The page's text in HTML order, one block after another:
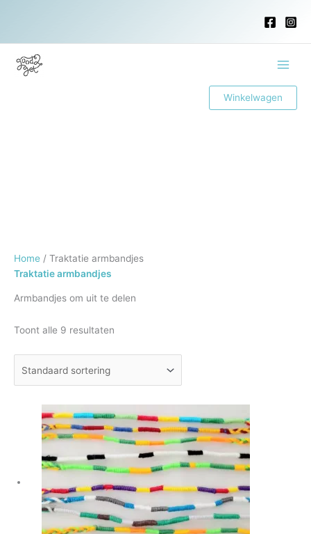
Winkelwagen
Home / Traktatie armbandjes
Traktatie armbandjes
Armbandjes om uit te delen
Toont alle 9 resultaten